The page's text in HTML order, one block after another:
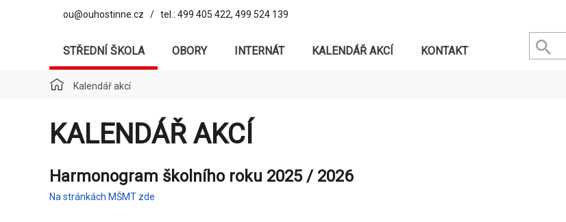
ou@ouhostinne.cz / tel.: 499 405 422, 499 524 139
STŘEDNÍ ŠKOLA OBORY INTERNÁT KALENDÁŘ AKCÍ KONTAKT
Kalendář akcí
KALENDÁŘ AKCÍ
Harmonogram školního roku 2025 / 2026
Na stránkách MŠMT zde